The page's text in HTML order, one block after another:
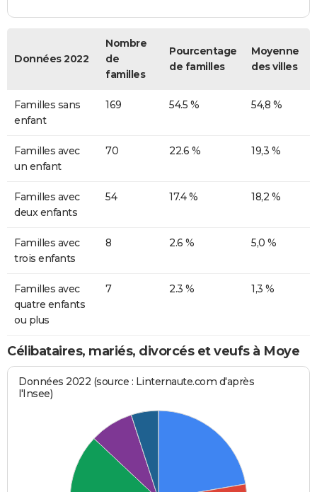
Données 2022
Nombre
de
familles
Pourcentage
de familles
Moyenne
des villes
Familles sans
enfant
169 54.5 % 54,8 %
Familles avec
un enfant
70 22.6 % 19,3 %
Familles avec
deux enfants
54 17.4 % 18,2 %
Familles avec
trois enfants
8 2.6 % 5,0 %
Familles avec
quatre enfants
ou plus
7 2.3 % 1,3 %
Célibataires, mariés, divorcés et veufs à Moye
Données 2022 (source : Linternaute.com d'après
l'Insee)